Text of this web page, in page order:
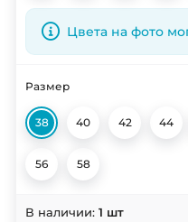
Цвета на фото
Размер
38 40 42 44
56 58
В наличии: 1 шт